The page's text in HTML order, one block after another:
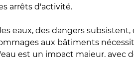
arrêts d'activité.
eaux, des dangers
aux bâtiments
est un impact majeur, avec